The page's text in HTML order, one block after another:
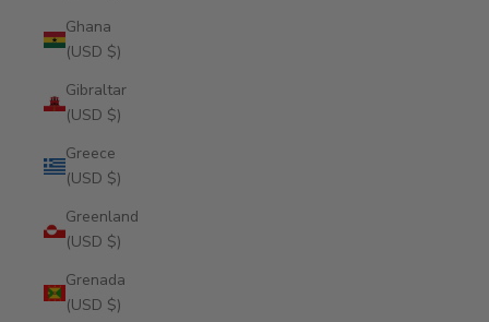
Ghana
(USD $)
Gibraltar
(USD $)
Greece
(USD $)
Greenland
(USD $)
Grenada
(USD $)